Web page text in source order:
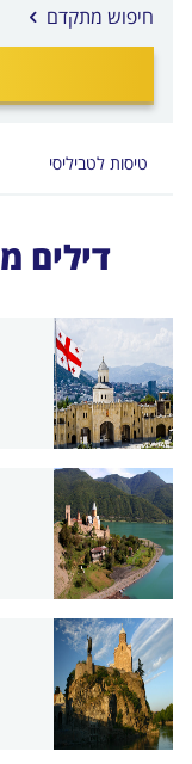
חיפוש מתקדם
לפני
טיסות לטביליסי
דילים